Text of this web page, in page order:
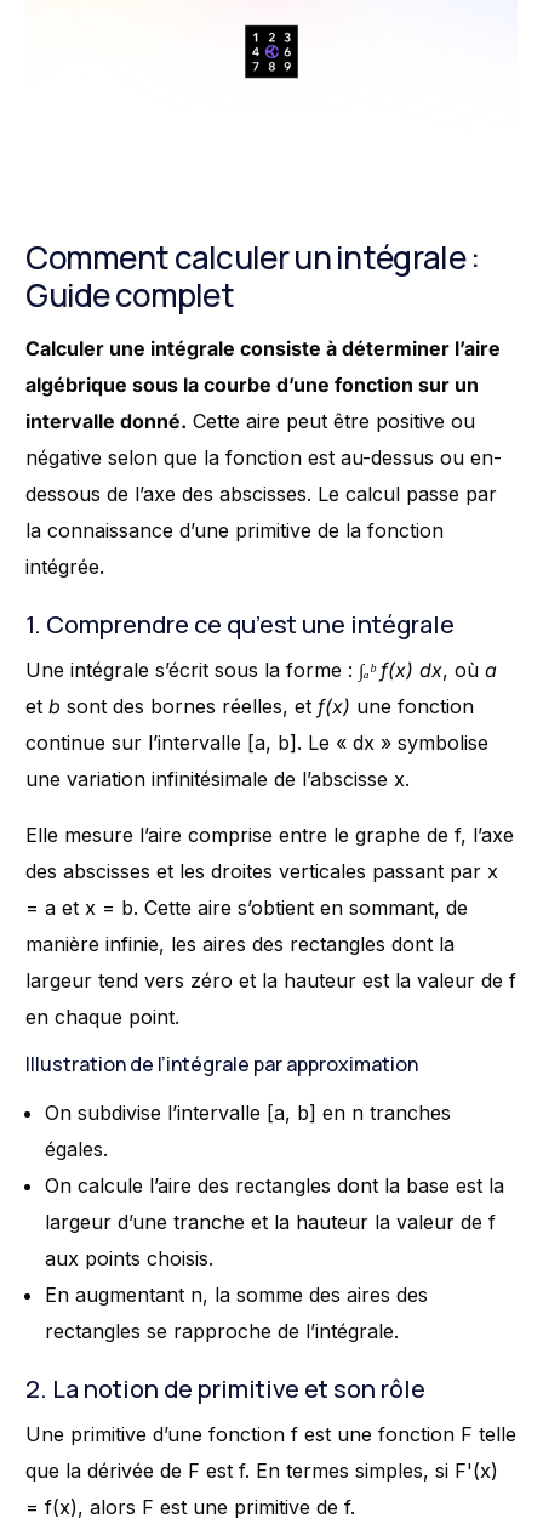
Comment calculer un intégrale :
Guide complet
Calculer une intégrale consiste à déterminer l’aire
algébrique sous la courbe d’une fonction sur un
intervalle donné. Cette aire peut être positive ou
négative selon que la fonction est au-dessus ou en-
dessous de l’axe des abscisses. Le calcul passe par
la connaissance d’une primitive de la fonction
intégrée.
1. Comprendre ce qu’est une intégrale
Une intégrale s’écrit sous la forme : ∫ₐᵇ f(x) dx, oùa
etb sont des bornes réelles, etf(x) une fonction
continue sur l’intervalle [a, b]. Le « dx » symbolise
une variation infinitésimale de l’abscisse x.
Elle mesure l’aire comprise entre le graphe de f, l’axe
des abscisses et les droites verticales passant par x
= a et x = b. Cette aire s’obtient en sommant, de
manière infinie, les aires des rectangles dont la
largeur tend vers zéro et la hauteur est la valeur de f
en chaque point.
Illustration de l’intégrale par approximation
On subdivise l’intervalle [a, b] en n tranches
égales.
On calcule l’aire des rectangles dont la base est la
largeur d’une tranche et la hauteur la valeur de f
aux points choisis.
En augmentant n, la somme des aires des
rectangles se rapproche de l’intégrale.
2. La notion de primitive et son rôle
Une primitive d’une fonction f est une fonction F telle
que la dérivée de F est f. En termes simples, si F'(x)
= f(x), alors F est une primitive de f.